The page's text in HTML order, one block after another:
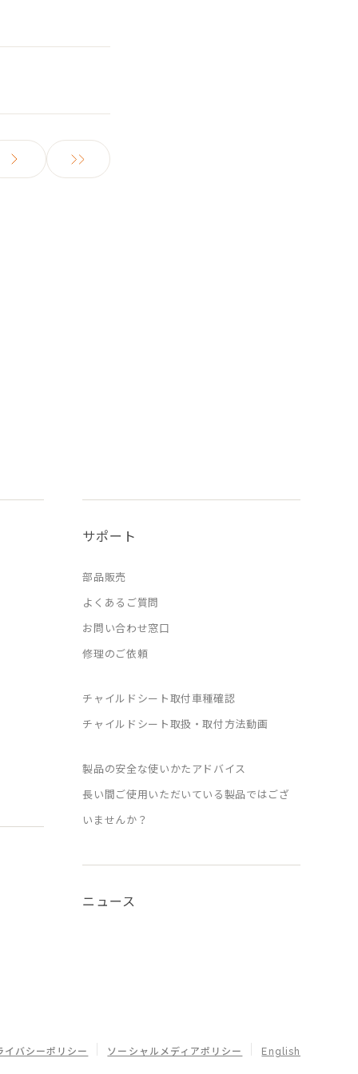
サポート
部品販売
よくあるご質問
お問い合わせ窓口
修理のご依頼
チャイルドシート取付車種確認
チャイルドシート取扱・取付方法動画
製品の安全な使いかたアドバイス
長い間ご使用いただいている製品ではござ
いませんか？
ニュース
イバシーポリシー ソーシャルメディアポリシー English